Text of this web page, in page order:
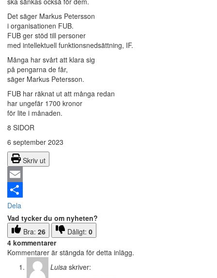
Det säger Markus Petersson
i organisationen FUB.
FUB ger stöd till personer
med intellektuell funktionsnedsättning, IF.
Många har svårt att klara sig
på pengarna de får,
säger Markus Petersson.
FUB har räknat ut att många redan
har ungefär 1700 kronor
för lite i månaden.
8 SIDOR
6 september 2023
Skriv ut
Email
Dela
Vad tycker du om nyheten?
Bra: 26 Dåligt: 0
4 kommentarer
Kommentarer är stängda för detta inlägg.
Luisa skriver: